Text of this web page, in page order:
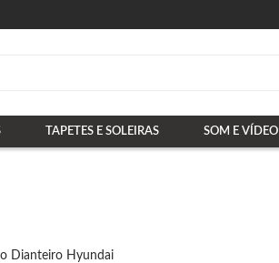
TAPETES E SOLEIRAS SOM E VÍDEO
Dianteiro Hyundai